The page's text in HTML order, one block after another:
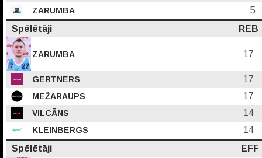
ZARUMBA
5
Spēlētāji
REB
ZARUMBA 17
GERTNERS 17
MEŽARAUPS 17
VILCĀNS 14
KLEINBERGS
14
Spēlētāji
EFF